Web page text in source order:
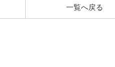
一覧へ戻る